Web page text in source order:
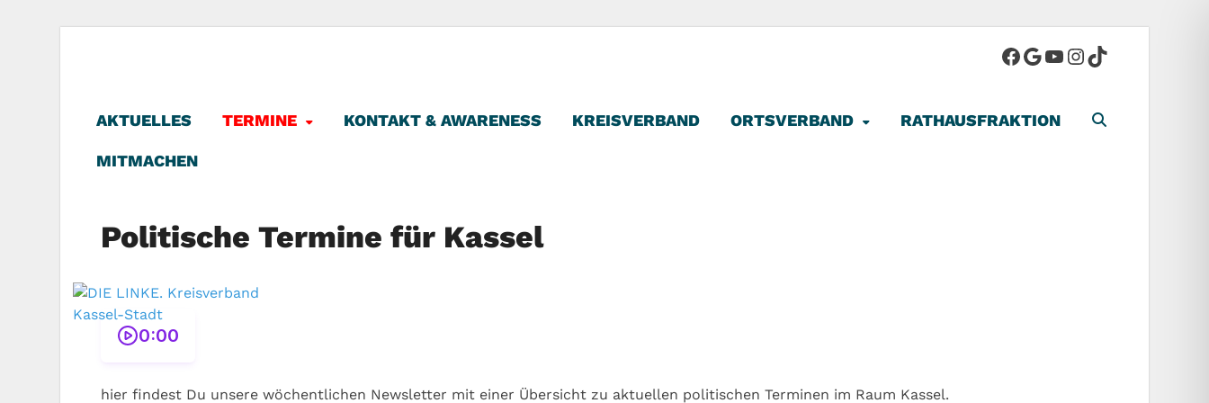
AKTUELLES TERMINE KONTAKT & AWARENESS KREISVERBAND ORTSVERBAND RATHAUSFRAKTION
MITMACHEN
Politische Termine für Kassel
0:00
hier findest Du unsere wöchentlichen Newsletter mit einer Übersicht zu aktuellen politischen Terminen im Raum Kassel.